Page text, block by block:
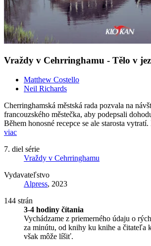
Vraždy v Cehrringhamu - Tělo v
Matthew Costello
Neil Richards
Cherringhamská městská rada pozvala na
francouzského městečka, aby podepsali
Během honosné recepce se ale starosta
viac
7. diel série
Vraždy v Cehrringhamu
Vydavateľstvo
Alpress, 2023
144 strán
3-4 hodiny čítania
Vychádzame z priemerného údaju o
za minútu, od knihy ku knihe a čitateľa
však môže líšiť.